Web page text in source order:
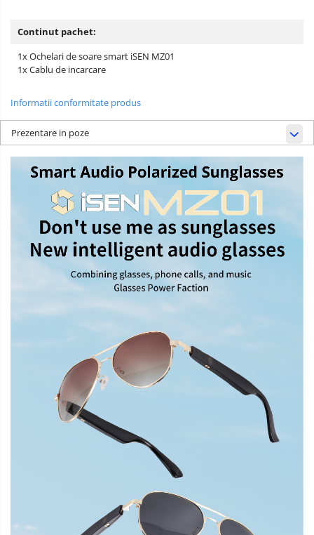
Continut pachet:
1x Ochelari de soare smart iSEN MZ01
1x Cablu de incarcare
Informatii conformitate produs
Prezentare in poze